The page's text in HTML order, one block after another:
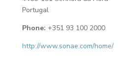
Portugal
Phone: +351 93 100 2000
http://www.sonae.com/home/